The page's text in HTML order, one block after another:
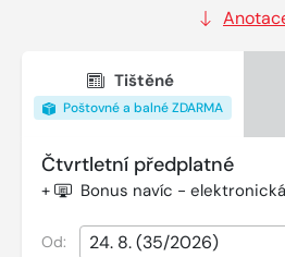
Tištěné
Poštovné a balné ZDARMA
Čtvrtletní předplatné
+ Bonus navíc -
Od: